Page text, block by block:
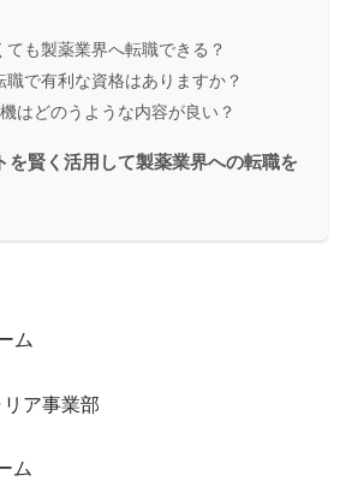
ても製薬業界へ転職できる？
職で有利な資格はありますか？
はどのうような内容が良い？
を賢く活用して製薬業界への転職を
ア事業部
ム